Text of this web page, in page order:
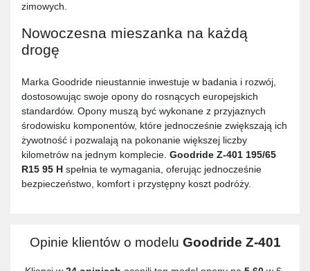
zimowych.
Nowoczesna mieszanka na każdą
drogę
Marka Goodride nieustannie inwestuje w badania i rozwój,
dostosowując swoje opony do rosnących europejskich
standardów. Opony muszą być wykonane z przyjaznych
środowisku komponentów, które jednocześnie zwiększają ich
żywotność i pozwalają na pokonanie większej liczby
kilometrów na jednym komplecie. Goodride Z-401 195/65
R15 95 H spełnia te wymagania, oferując jednocześnie
bezpieczeństwo, komfort i przystępny koszt podróży.
Opinie klientów o modelu Goodride Z-401